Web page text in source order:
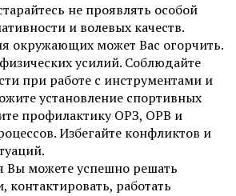
не проявлять особой
и волевых качеств.
окружающих может Вас огорчить.
усилий. Соблюдайте
при работе с инструментами и
установление спортивных
профилактику ОРЗ, ОРВ и
Избегайте конфликтов и
Вы можете успешно решать
контактировать, работать